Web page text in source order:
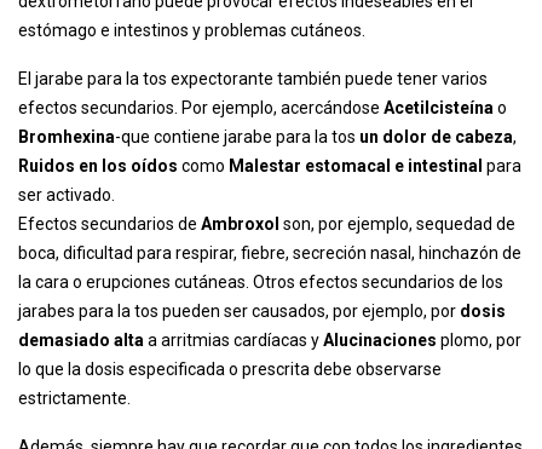
estómago e intestinos y problemas cutáneos.
El jarabe para la tos expectorante también puede tener varios
efectos secundarios. Por ejemplo, acercándose Acetilcisteína o
Bromhexina-que contiene jarabe para la tos un dolor de cabeza,
Ruidos en los oídos como Malestar estomacal e intestinal para
ser activado.
Efectos secundarios de Ambroxol son, por ejemplo, sequedad de
boca, dificultad para respirar, fiebre, secreción nasal, hinchazón de
la cara o erupciones cutáneas. Otros efectos secundarios de los
jarabes para la tos pueden ser causados, por ejemplo, por dosis
demasiado alta a arritmias cardíacas yAlucinaciones plomo, por
lo que la dosis especificada o prescrita debe observarse
estrictamente.